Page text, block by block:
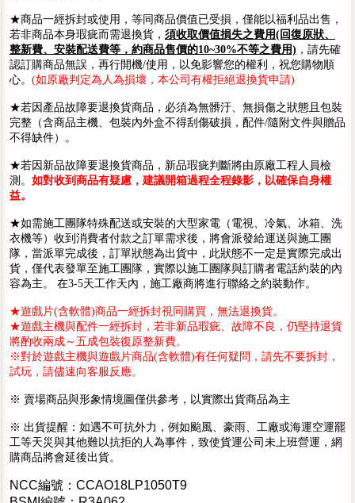
★商品一經拆封或使用，等同商品價值已受損，僅能以福利品出售，
若非商品本身瑕疵而需退換貨， 須收取價值損失之費用(回復原狀、
整新費、安裝配送費等，約商品售價的10~30%不等之費用) ，請先確
認訂購商品無誤，再行開機/使用，以免影響您的權利，祝您購物順
心。 (如原廠判定為人為損壞，本公司有權拒絕退換貨申請)
★若因產品故障要退換貨商品，必須為無髒汙、無損傷之狀態且包裝
完整（含商品主機、包裝內外盒不得刮傷破損，配件/隨附文件與贈品
不得缺件）。
★若因新品故障要退換貨商品，新品瑕疵判斷將由原廠工程人員檢
測。 如對收到商品有疑慮，建議開箱過程全程錄影，以確保自身權
益。
★如需施工團隊特殊配送或安裝的大型家電（電視、冷氣、冰箱、洗
衣機等）收到消費者付款之訂單需求後，將會派發給運送與施工團
隊，當派單完成後，訂單狀態為出貨中，此狀態不一定是實際完成出
貨，僅代表發單至施工團隊，實際以施工團隊與訂購者電話約裝的內
容為主。 在3-5天工作天內，施工廠商將進行聯絡之約裝動作。
★遊戲片(含軟體)商品一經拆封視同購買，無法退換貨。
★遊戲主機與配件一經拆封，若非新品瑕疵、故障不良，仍堅持退貨
將酌收兩成～五成包裝復原整新費。
※對於遊戲主機與遊戲片商品(含軟體)有任何疑問，請先不要拆封，
試玩，請儘速向客服反應。
※ 賣場商品與形象情境圖僅供參考，以實際出貨商品為主
※ 出貨提醒：如遇不可抗外力，例如颱風、豪雨、工廠或海運空運罷
工等天災與其他難以抗拒的人為事件，致使貨運公司未上班營運，網
購商品將會延後出貨。
NCC編號：CCAO18LP1050T9